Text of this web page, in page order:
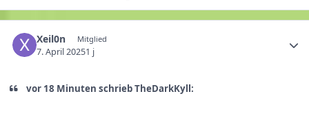
Xeil0n Mitglied
7. April 20251 j
vor 18 Minuten schrieb TheDarkKyll: